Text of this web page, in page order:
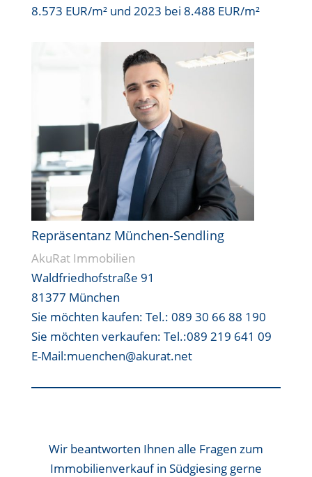
8.573 EUR/m² und 2023 bei 8.488 EUR/m²
Repräsentanz München-Sendling
AkuRat Immobilien
Waldfriedhofstraße 91
81377 München
Sie möchten kaufen: Tel.: 089 30 66 88 190
Sie möchten verkaufen: Tel.:089 219 641 09
E-Mail:muenchen@akurat.net
Wir beantworten Ihnen alle Fragen zum
Immobilienverkauf in Südgiesing gerne